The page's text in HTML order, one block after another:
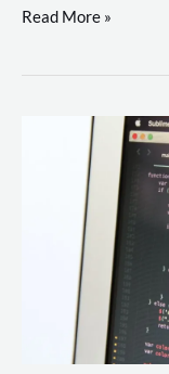
Large
Models
revolucionando
desenvolvimento
Read More »